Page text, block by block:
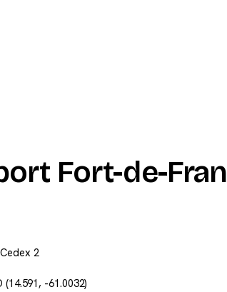
Fort-de-
2
(14.591, -61.0032)